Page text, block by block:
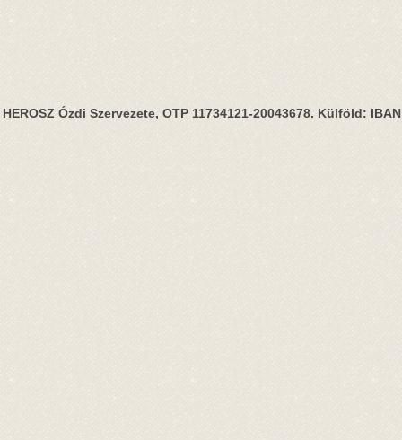
HEROSZ Ózdi Szervezete, OTP 11734121-20043678. Külföld: